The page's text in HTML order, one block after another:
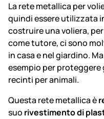
La rete metallica per
quindi essere utilizzata
costruire una voliera,
come tutore, ci sono
in casa e nel giardino.
esempio per proteggere
recinti per animali.
Questa rete metallica è
suo rivestimento di